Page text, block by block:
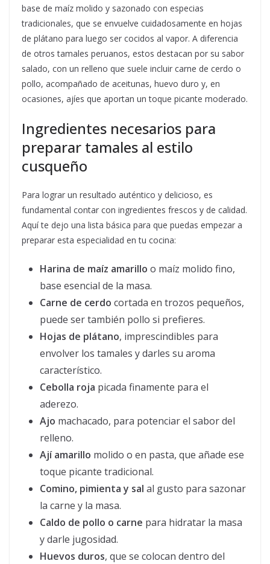
base de maíz molido y sazonado con especias
tradicionales, que se envuelve cuidadosamente en hojas
de plátano para luego ser cocidos al vapor. A diferencia
de otros tamales peruanos, estos destacan por su sabor
salado, con un relleno que suele incluir carne de cerdo o
pollo, acompañado de aceitunas, huevo duro y, en
ocasiones, ajíes que aportan un toque picante moderado.
Ingredientes necesarios para
preparar tamales al estilo
cusqueño
Para lograr un resultado auténtico y delicioso, es
fundamental contar con ingredientes frescos y de calidad.
Aquí te dejo una lista básica para que puedas empezar a
preparar esta especialidad en tu cocina:
Harina de maíz amarillo o maíz molido fino,
base esencial de la masa.
Carne de cerdo cortada en trozos pequeños,
puede ser también pollo si prefieres.
Hojas de plátano, imprescindibles para
envolver los tamales y darles su aroma
característico.
Cebolla roja picada finamente para el
aderezo.
Ajo machacado, para potenciar el sabor del
relleno.
Ají amarillo molido o en pasta, que añade ese
toque picante tradicional.
Comino, pimienta y sal al gusto para sazonar
la carne y la masa.
Caldo de pollo o carne para hidratar la masa
y darle jugosidad.
Huevos duros, que se colocan dentro del